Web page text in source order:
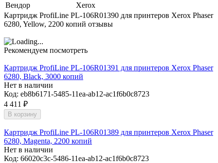
Вендор
Xerox
Картридж ProfiLine PL-106R01390 для принтеров Xerox Phaser
6280, Yellow, 2200 копий отзывы
Рекомендуем посмотреть
Картридж ProfiLine PL-106R01391 для принтеров Xerox Phaser
6280, Black, 3000 копий
Нет в наличии
Код: eb8b6171-5485-11ea-ab12-ac1f6b0c8723
4 411 ₽
В корзину
Картридж ProfiLine PL-106R01389 для принтеров Xerox Phaser
6280, Magenta, 2200 копий
Нет в наличии
Код: 66020c3c-5486-11ea-ab12-ac1f6b0c8723